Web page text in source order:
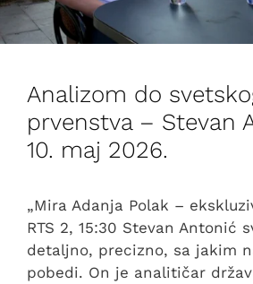
Analizom do
prvenstva – Stevan
10. maj 2026.
„Mira Adanja Polak –
RTS 2, 15:30 Stevan Antonić
detaljno, precizno, sa jakim
pobedi. On je analitičar